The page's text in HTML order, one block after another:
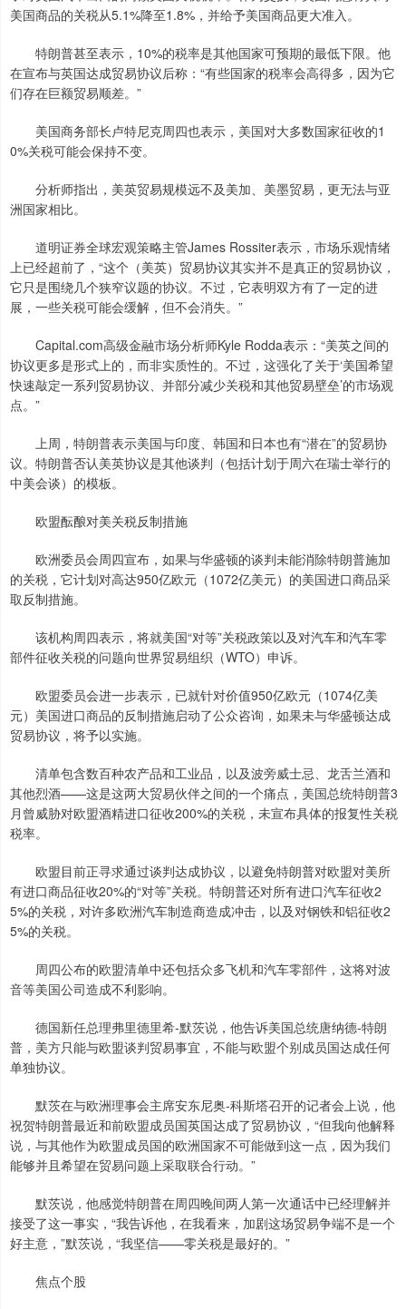
美国商品的关税从5.1%降至1.8%，并给予美国商品更大准入。
特朗普甚至表示，10%的税率是其他国家可预期的最低下限。他
在宣布与英国达成贸易协议后称：“有些国家的税率会高得多，因为它
们存在巨额贸易顺差。”
美国商务部长卢特尼克周四也表示，美国对大多数国家征收的1
0%关税可能会保持不变。
分析师指出，美英贸易规模远不及美加、美墨贸易，更无法与亚
洲国家相比。
道明证券全球宏观策略主管James Rossiter表示，市场乐观情绪
上已经超前了，“这个（美英）贸易协议其实并不是真正的贸易协议，
它只是围绕几个狭窄议题的协议。不过，它表明双方有了一定的进
展，一些关税可能会缓解，但不会消失。”
Capital.com高级金融市场分析师Kyle Rodda表示：“美英之间的
协议更多是形式上的，而非实质性的。不过，这强化了关于‘美国希望
快速敲定一系列贸易协议、并部分减少关税和其他贸易壁垒’的市场观
点。”
上周，特朗普表示美国与印度、韩国和日本也有“潜在”的贸易协
议。特朗普否认美英协议是其他谈判（包括计划于周六在瑞士举行的
中美会谈）的模板。
欧盟酝酿对美关税反制措施
欧洲委员会周四宣布，如果与华盛顿的谈判未能消除特朗普施加
的关税，它计划对高达950亿欧元（1072亿美元）的美国进口商品采
取反制措施。
该机构周四表示，将就美国“对等”关税政策以及对汽车和汽车零
部件征收关税的问题向世界贸易组织（WTO）申诉。
欧盟委员会进一步表示，已就针对价值950亿欧元（1074亿美
元）美国进口商品的反制措施启动了公众咨询，如果未与华盛顿达成
贸易协议，将予以实施。
清单包含数百种农产品和工业品，以及波旁威士忌、龙舌兰酒和
其他烈酒——这是这两大贸易伙伴之间的一个痛点，美国总统特朗普3
月曾威胁对欧盟酒精进口征收200%的关税，未宣布具体的报复性关税
税率。
欧盟目前正寻求通过谈判达成协议，以避免特朗普对欧盟对美所
有进口商品征收20%的“对等”关税。特朗普还对所有进口汽车征收2
5%的关税，对许多欧洲汽车制造商造成冲击，以及对钢铁和铝征收2
5%的关税。
周四公布的欧盟清单中还包括众多飞机和汽车零部件，这将对波
音等美国公司造成不利影响。
德国新任总理弗里德里希-默茨说，他告诉美国总统唐纳德-特朗
普，美方只能与欧盟谈判贸易事宜，不能与欧盟个别成员国达成任何
单独协议。
默茨在与欧洲理事会主席安东尼奥-科斯塔召开的记者会上说，他
祝贺特朗普最近和前欧盟成员国英国达成了贸易协议，“但我向他解释
说，与其他作为欧盟成员国的欧洲国家不可能做到这一点，因为我们
能够并且希望在贸易问题上采取联合行动。”
默茨说，他感觉特朗普在周四晚间两人第一次通话中已经理解并
接受了这一事实，“我告诉他，在我看来，加剧这场贸易争端不是一个
好主意，”默茨说，“我坚信——零关税是最好的。”
焦点个股